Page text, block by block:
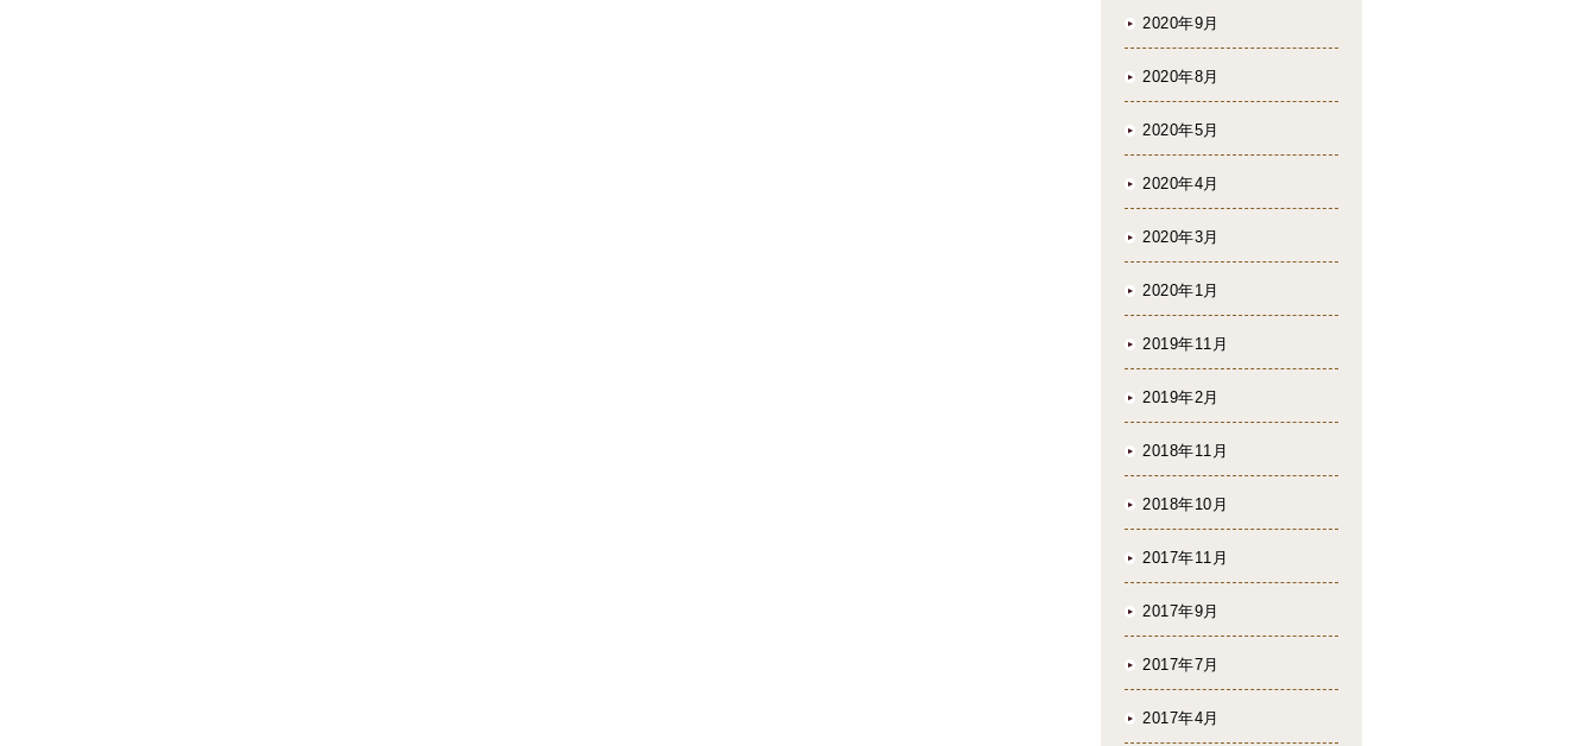
2020年9月
2020年8月
2020年5月
2020年4月
2020年3月
2020年1月
2019年11月
2019年2月
2018年11月
2018年10月
2017年11月
2017年9月
2017年7月
2017年4月